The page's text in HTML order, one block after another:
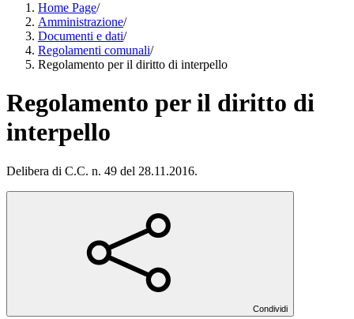
Home Page/
Amministrazione/
Documenti e dati/
Regolamenti comunali/
Regolamento per il diritto di interpello
Regolamento per il diritto di
interpello
Delibera di C.C. n. 49 del 28.11.2016.
Condividi